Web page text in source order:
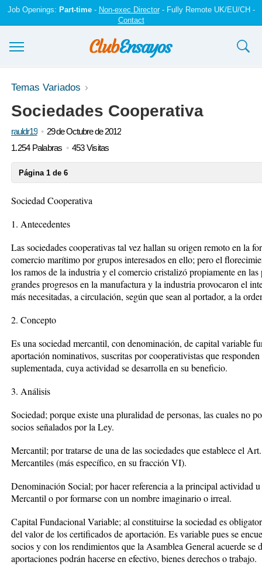
Job Openings: Part-time- Non-exec Director- Fully Remote UK/EU/CH -
Contact
Ensayos y trabajos
Registrarse
Iniciar sesión
Temas Variados
Sociedades Cooperativa
rauldr19
29 de Octubre de 2012
1.254 Palabras
453 Visitas
Página 1 de 6
Sociedad Cooperativa
1. Antecedentes
Las sociedades cooperativas tal vez hallan su origen remoto en la
comercio marítimo por grupos interesados en ello; pero el
los ramos de la industria y el comercio cristalizó propiamente en
grandes progresos en la manufactura y la industria provocaron el
más necesitadas, a circulación, según que sean al portador, a la
2. Concepto
Es una sociedad mercantil, con denominación, de capital variable
aportación nominativos, suscritas por cooperativistas que
suplementada, cuya actividad se desarrolla en su beneficio.
3. Análisis
Sociedad; porque existe una pluralidad de personas, las cuales no
socios señalados por la Ley.
Mercantil; por tratarse de una de las sociedades que establece el
Mercantiles (más específico, en su fracción VI).
Denominación Social; por hacer referencia a la principal actividad
Mercantil o por formarse con un nombre imaginario o irreal.
Capital Fundacional Variable; al constituirse la sociedad es
del valor de los certificados de aportación. Es variable pues se
socios y con los rendimientos que la Asamblea General acuerde se
aportaciones podrán hacerse en efectivo, bienes derechos o trabajo.